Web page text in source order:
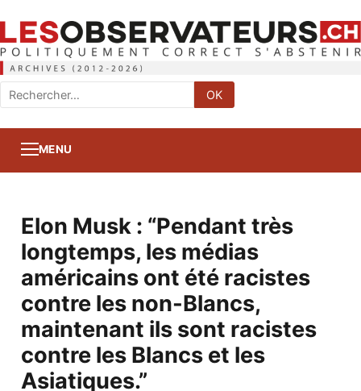
Rechercher
:
OK
MENU
Elon Musk : “Pendant très
longtemps, les médias
américains ont été racistes
contre les non-Blancs,
maintenant ils sont racistes
contre les Blancs et les
Asiatiques.”